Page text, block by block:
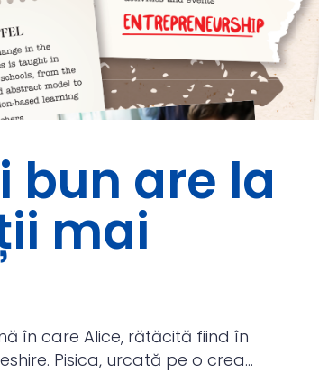
bun are la
mai
în care Alice, rătăcită fiind în
Pisica, urcată pe o crea...